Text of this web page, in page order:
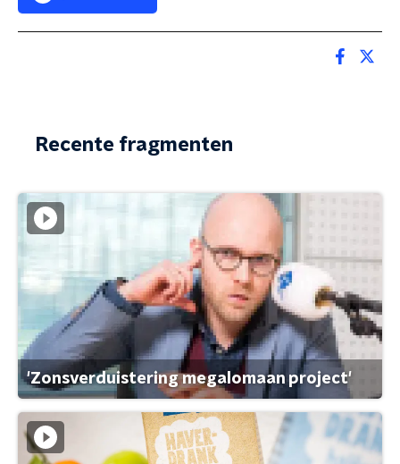
Recente fragmenten
'Zonsverduistering megalomaan project'